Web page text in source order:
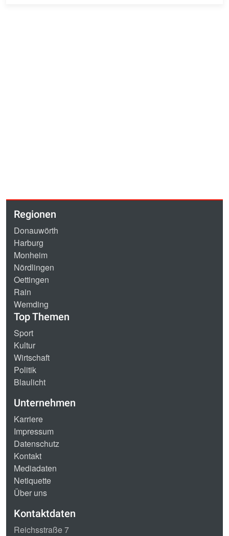
Regionen
Donauwörth
Harburg
Monheim
Nördlingen
Oettingen
Rain
Wemding
Top Themen
Sport
Kultur
Wirtschaft
Politik
Blaulicht
Unternehmen
Karriere
Impressum
Datenschutz
Kontakt
Mediadaten
Netiquette
Über uns
Kontaktdaten
Reichsstraße 7